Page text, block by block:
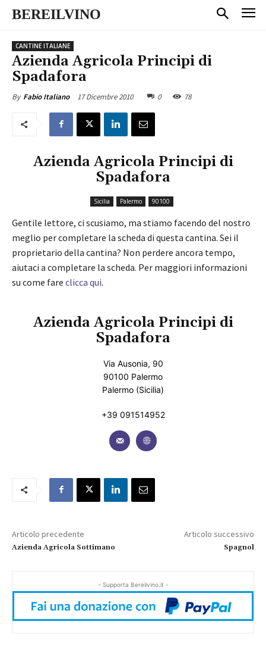
BEREILVINO
CANTINE ITALIANE
Azienda Agricola Principi di
Spadafora
By Fabio Italiano 17 Dicembre 2010 0 78
Azienda Agricola Principi di
Spadafora
Sicilia Palermo 90100
Gentile lettore, ci scusiamo, ma stiamo facendo del nostro
meglio per completare la scheda di questa cantina. Sei il
proprietario della cantina? Non perdere ancora tempo,
aiutaci a completare la scheda. Per maggiori informazioni
su come fare clicca qui.
Azienda Agricola Principi di
Spadafora
Via Ausonia, 90
90100 Palermo
Palermo (Sicilia)
+39 091514952
Articolo precedente
Azienda Agricola Sottimano
Articolo successivo
Spagnol
- Supporta Bereilvino.it -